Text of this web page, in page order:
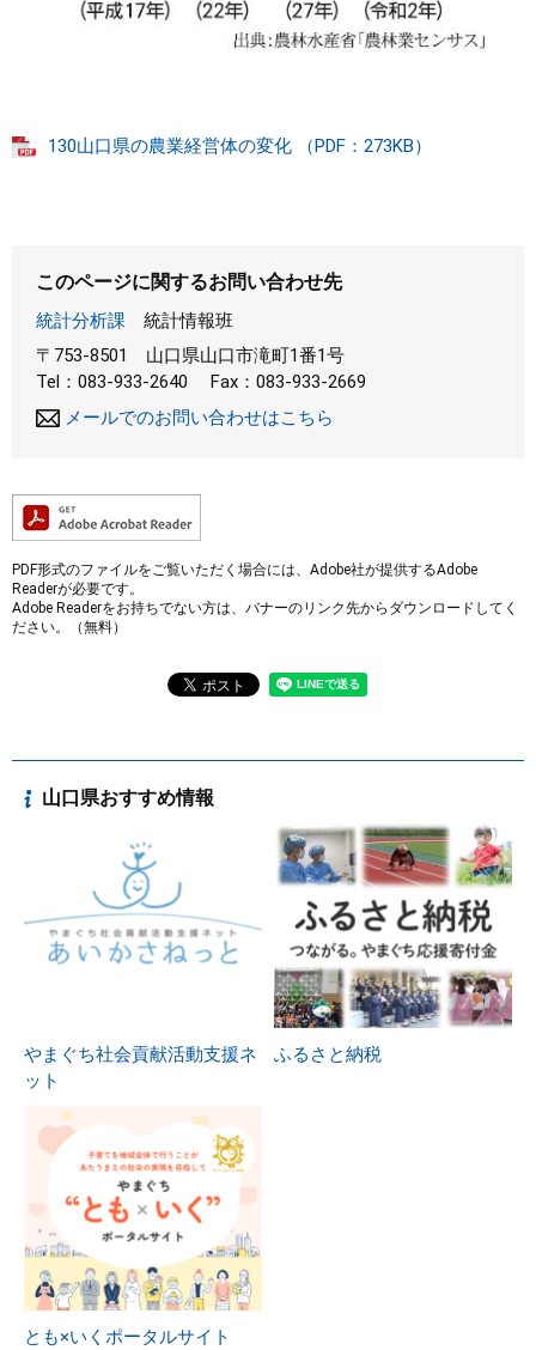
130山口県の農業経営体の変化 （PDF：273KB）
このページに関するお問い合わせ先
統計分析課
統計情報班
〒753-8501
山口県山口市滝町1番1号
Tel：083-933-2640
Fax：083-933-2669
メールでのお問い合わせはこちら
PDF形式のファイルをご覧いただく場合には、Adobe社が提供するAdobe
Readerが必要です。
Adobe Readerをお持ちでない方は、バナーのリンク先からダウンロードしてく
ださい。（無料）
山口県おすすめ情報
やまぐち社会貢献活動支援ネ
ット
ふるさと納税
とも×いくポータルサイト